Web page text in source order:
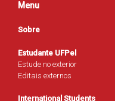
Menu
Sobre
Estudante UFPel
Estude no exterior
Editais externos
International Students